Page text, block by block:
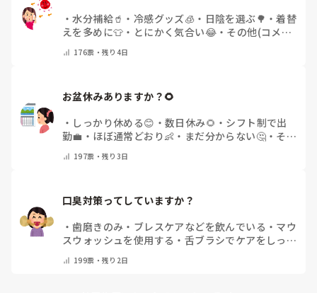
・水分補給🥤 ・ 冷感グッズ🧊 ・ 日陰を選ぶ🌳 ・着替
えを多めに👕 ・ とにかく気合い😂・ その他(コメン
176票・残り4日
お盆休みありますか？🌻
・ しっかり休める😊 ・ 数日休み🌻 ・ シフト制で出
勤💼 ・ ほぼ通常どおり👶 ・ まだ分からない🤔・ その
197票・残り3日
口臭対策ってしていますか？
・歯磨きのみ ・ ブレスケアなどを飲んでいる ・ マウ
スウォッシュを使用する ・ 舌ブラシでケアをしっか
の他(コメントで教えて下さい)
199票・残り2日